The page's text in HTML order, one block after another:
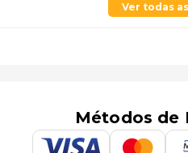
Ver todas
Métodos de